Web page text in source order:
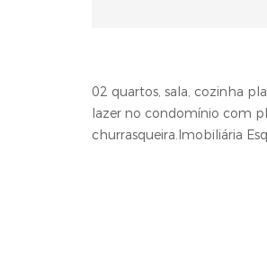
02 quartos, sala, cozinha
lazer no condomínio com
churrasqueira.Imobiliária